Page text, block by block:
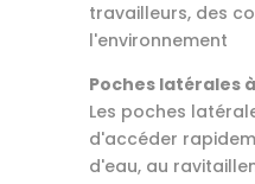
travailleurs, des
l'environnement
Poches latérales
Les poches
d'accéder
d'eau, au